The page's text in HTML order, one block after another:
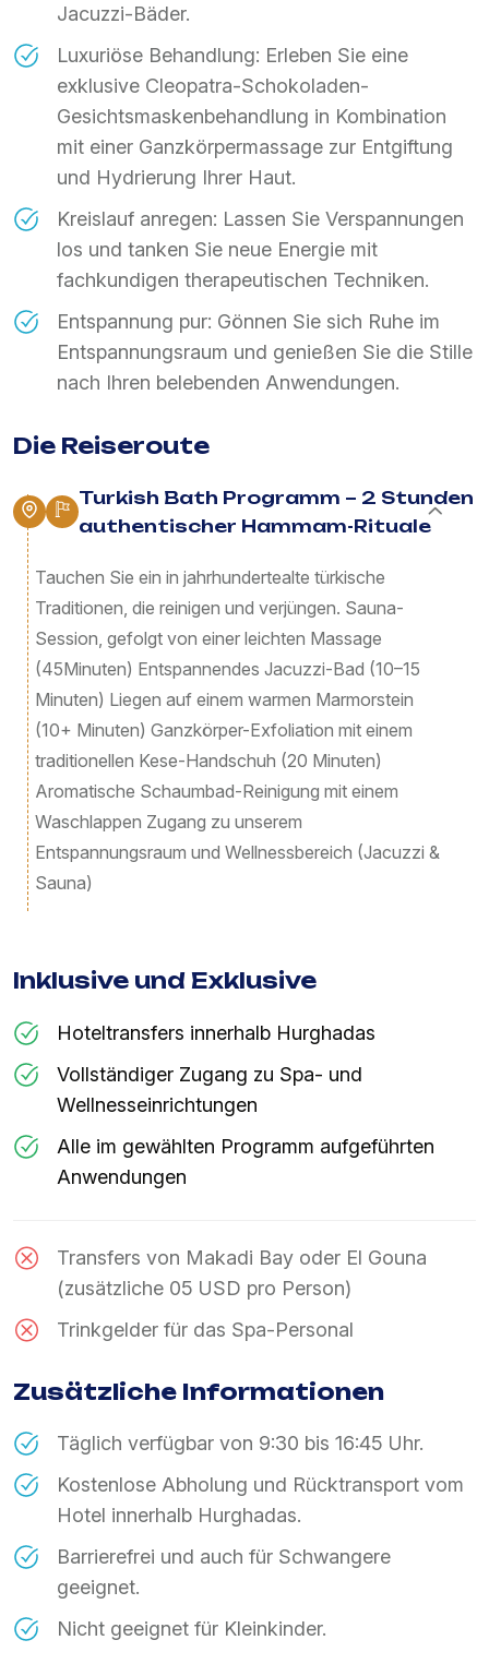
Jacuzzi-Bäder.
Luxuriöse Behandlung: Erleben Sie eine
exklusive Cleopatra-Schokoladen-
Gesichtsmaskenbehandlung in Kombination
mit einer Ganzkörpermassage zur Entgiftung
und Hydrierung Ihrer Haut.
Kreislauf anregen: Lassen Sie Verspannungen
los und tanken Sie neue Energie mit
fachkundigen therapeutischen Techniken.
Entspannung pur: Gönnen Sie sich Ruhe im
Entspannungsraum und genießen Sie die Stille
nach Ihren belebenden Anwendungen.
Die Reiseroute
Turkish Bath Programm – 2 Stunden
authentischer Hammam-Rituale
Tauchen Sie ein in jahrhundertealte türkische
Traditionen, die reinigen und verjüngen. Sauna-
Session, gefolgt von einer leichten Massage
(45Minuten) Entspannendes Jacuzzi-Bad (10–15
Minuten) Liegen auf einem warmen Marmorstein
(10+ Minuten) Ganzkörper-Exfoliation mit einem
traditionellen Kese-Handschuh (20 Minuten)
Aromatische Schaumbad-Reinigung mit einem
Waschlappen Zugang zu unserem
Entspannungsraum und Wellnessbereich (Jacuzzi &
Sauna)
Inklusive und Exklusive
Hoteltransfers innerhalb Hurghadas
Vollständiger Zugang zu Spa- und
Wellnesseinrichtungen
Alle im gewählten Programm aufgeführten
Anwendungen
Transfers von Makadi Bay oder El Gouna
(zusätzliche 05 USD pro Person)
Trinkgelder für das Spa-Personal
Zusätzliche Informationen
Täglich verfügbar von 9:30 bis 16:45 Uhr.
Kostenlose Abholung und Rücktransport vom
Hotel innerhalb Hurghadas.
Barrierefrei und auch für Schwangere
geeignet.
Nicht geeignet für Kleinkinder.